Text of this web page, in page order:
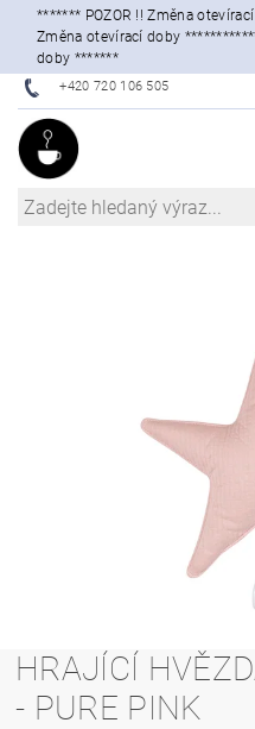
******* POZOR !! Změna
Změna otevírací doby
doby *******
+420 720 106 505
HRAJÍCÍ
- PURE PINK